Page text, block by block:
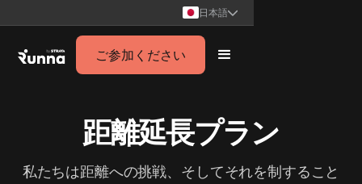
日本語
ご参加ください
距離延長プラン
私たちは距離への挑戦、そしてそれを制すること